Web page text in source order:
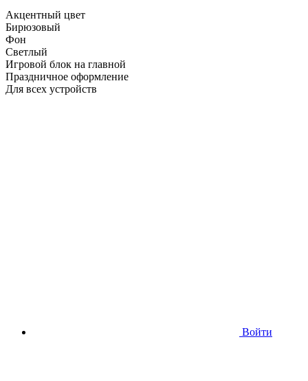
Акцентный цвет
Бирюзовый
Фон
Светлый
Игровой блок на главной
Праздничное оформление
Для всех устройств
Войти